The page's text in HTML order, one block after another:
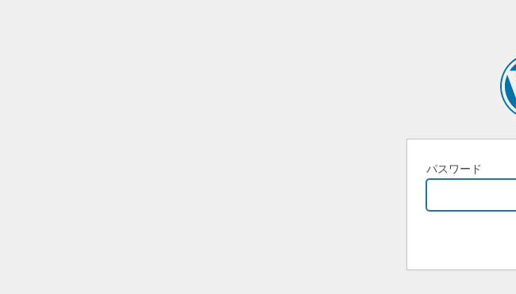
パスワード